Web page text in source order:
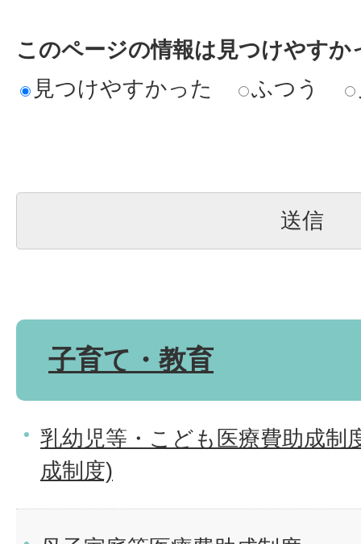
このページの情報は見つけやすか
見つけやすかった
ふつう
子育て・教育
乳幼児等・こども医療費助成制
成制度)